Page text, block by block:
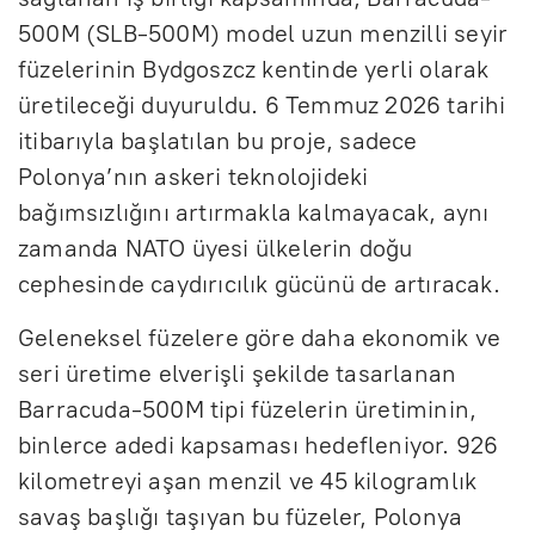
500M (SLB-500M) model uzun menzilli seyir
füzelerinin Bydgoszcz kentinde yerli olarak
üretileceği duyuruldu. 6 Temmuz 2026 tarihi
itibarıyla başlatılan bu proje, sadece
Polonya’nın askeri teknolojideki
bağımsızlığını artırmakla kalmayacak, aynı
zamanda NATO üyesi ülkelerin doğu
cephesinde caydırıcılık gücünü de artıracak.
Geleneksel füzelere göre daha ekonomik ve
seri üretime elverişli şekilde tasarlanan
Barracuda-500M tipi füzelerin üretiminin,
binlerce adedi kapsaması hedefleniyor. 926
kilometreyi aşan menzil ve 45 kilogramlık
savaş başlığı taşıyan bu füzeler, Polonya